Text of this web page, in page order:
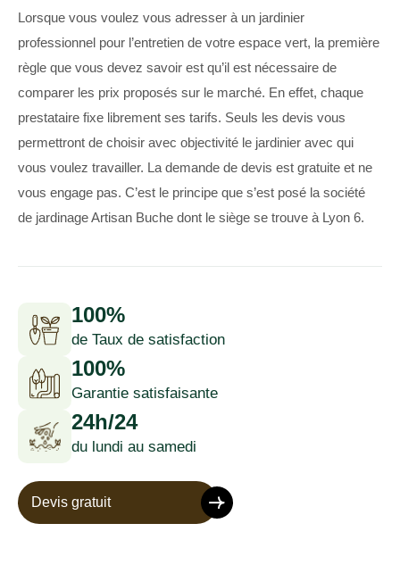
Lorsque vous voulez vous adresser à un jardinier
professionnel pour l’entretien de votre espace vert, la première
règle que vous devez savoir est qu’il est nécessaire de
comparer les prix proposés sur le marché. En effet, chaque
prestataire fixe librement ses tarifs. Seuls les devis vous
permettront de choisir avec objectivité le jardinier avec qui
vous voulez travailler. La demande de devis est gratuite et ne
vous engage pas. C’est le principe que s’est posé la société
de jardinage Artisan Buche dont le siège se trouve à Lyon 6.
100%
de Taux de satisfaction
100%
Garantie satisfaisante
24h/24
du lundi au samedi
Devis gratuit